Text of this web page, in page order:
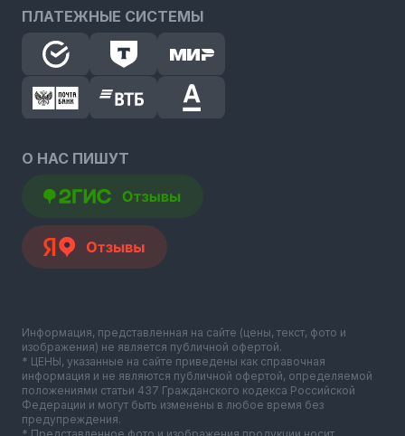
ПЛАТЕЖНЫЕ СИСТЕМЫ
О НАС ПИШУТ
Информация, представленная на сайте (цены, текст, фото и
изображения) не является публичной офертой.
* ЦЕНЫ, указанные на сайте приведены как справочная
информация и не являются публичной офертой, определяемой
положениями статьи 437 Гражданского кодекса Российской
Федерации и могут быть изменены в любое время без
предупреждения.